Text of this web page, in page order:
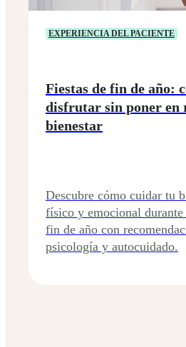
EXPERIENCIA DEL PACIENTE
Fiestas de fin de año:
disfrutar sin poner en
bienestar
Descubre cómo cuidar tu
físico y emocional durante
fin de año con
psicología y autocuidado.